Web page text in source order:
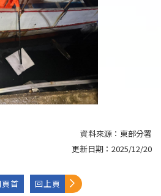
資料來源： 東部分署
更新日期： 2025/12/20
首 回上頁